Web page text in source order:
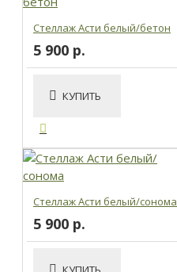
Стеллаж Асти белый/бетон
5 900 р.
КУПИТЬ
Стеллаж Асти белый/сонома
5 900 р.